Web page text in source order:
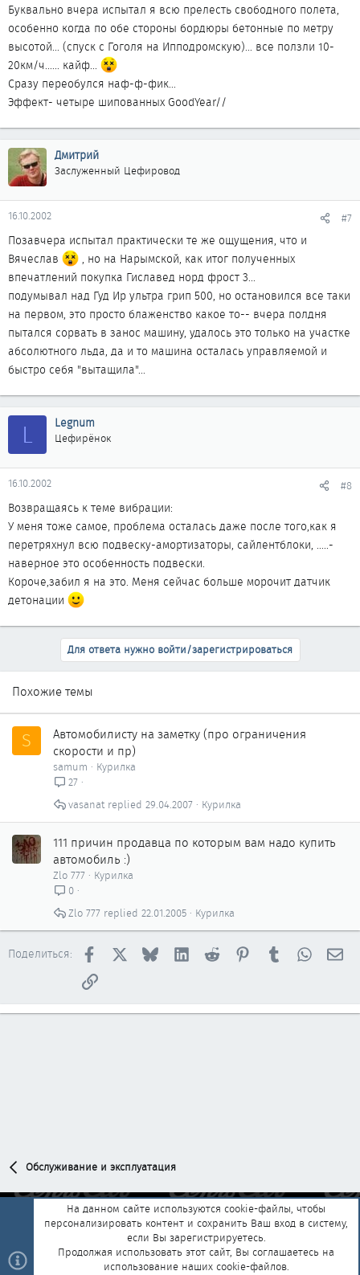
Буквально вчера испытал я всю прелесть свободного полета,
особенно когда по обе стороны бордюры бетонные по метру
высотой... (спуск с Гоголя на Ипподромскую)... все ползли 10-
20км/ч...... кайф...
Сразу переобулся наф-ф-фик...
Эффект- четыре шипованных GoodYear//
Дмитрий
Заслуженный Цефировод
16.10.2002 #7
Позавчера испытал практически те же ощущения, что и
Вячеслав
, но на Нарымской, как итог полученных
впечатлений покупка Гиславед норд фрост 3...
подумывал над Гуд Ир ультра грип 500, но остановился все таки
на первом, это просто блаженство какое то-- вчера полдня
пытался сорвать в занос машину, удалось это только на участке
абсолютного льда, да и то машина осталась управляемой и
быстро себя "вытащила"...
L Legnum
Цефирёнок
16.10.2002 #8
Возвращаясь к теме вибрации:
У меня тоже самое, проблема осталась даже после того,как я
перетряхнул всю подвеску-амортизаторы, сайлентблоки, .....-
наверное это особенность подвески.
Короче,забил я на это. Меня сейчас больше морочит датчик
детонации
Для ответа нужно войти/зарегистрироваться
Похожие темы
S
Автомобилисту на заметку (про ограничения
скорости и пр)
samum
Курилка
27
Курилка
29.04.2007
vasanat
111 причин продавца по которым вам надо купить
автомобиль :)
Zlo 777
Курилка
0
Курилка
22.01.2005
Zlo 777
Поделиться: Facebook BlueskyLinkedInReddit PinterestTumblr
Ссылка
Обслуживание и эксплуатация
Обратная связь
Условия и правила
Политика конфиденциальности
Помощь Главная
R
На данном сайте используются cookie-файлы, чтобы
персонализировать контент и сохранить Ваш вход в систему,
если Вы зарегистрируетесь.
Продолжая использовать этот сайт, Вы соглашаетесь на
использование наших cookie-файлов.